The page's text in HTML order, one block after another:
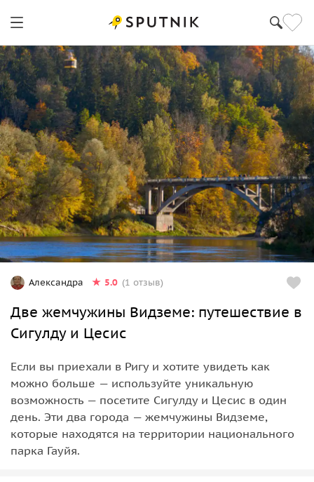
Александра 5.0 (1 отзыв)
Две жемчужины Видземе: путешествие в
Сигулду и Цесис
Если вы приехали в Ригу и хотите увидеть как
можно больше — используйте уникальную
возможность — посетите Сигулду и Цесис в один
день. Эти два города — жемчужины Видземе,
которые находятся на территории национального
парка Гауйя.